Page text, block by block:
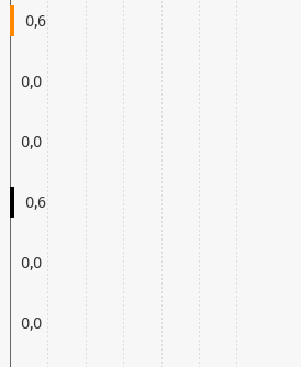
0,6
0,0
0,0
0,6
0,0
0,0